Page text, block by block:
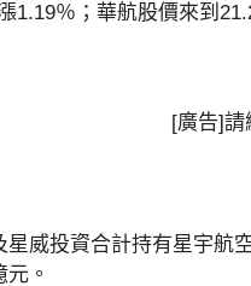
1.19％；華航股價來到
[廣告]
星威投資合計持有星宇航
。